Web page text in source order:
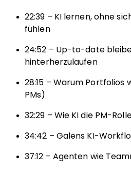
22:39 – KI lernen, ohne
fühlen
24:52 – Up-to-date
hinterherzulaufen
28:15 – Warum Portfolios
PMs)
32:29 – Wie KI die PM-
34:42 – Galens KI-
37:12 – Agenten wie